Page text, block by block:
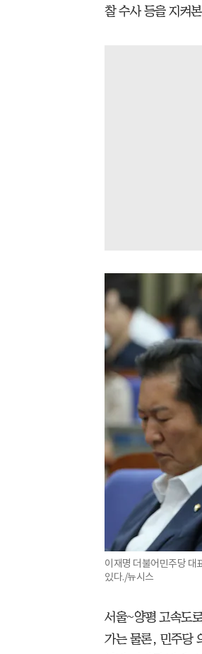
찰 수사 등을 지켜
이재명 더불어민주당 대
있다./뉴시스
서울~양평 고속도
가는 물론, 민주당